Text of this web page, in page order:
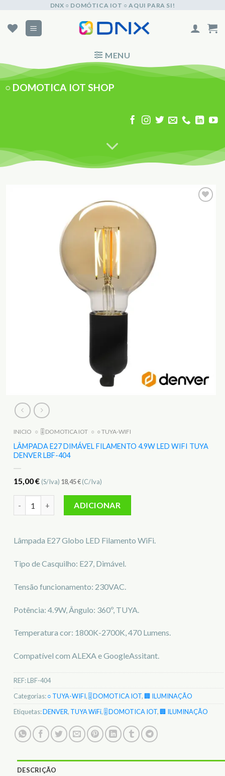
content
DNX ○ DOMÓTICA IOT ○ AQUI PARA SI!
MENU
○ DOMOTICA IOT SHOP
INICIO ○ 🎚️ DOMOTICA IOT ○ ○ TUYA-WIFI
LÂMPADA E27 DIMÁVEL FILAMENTO 4.9W LED WIFI TUYA
DENVER LBF-404
15,00€ (S/Iva) 18,45€(C/Iva)
ADICIONAR
Lâmpada E27 Globo LED Filamento WiFi.
Tipo de Casquilho: E27, Dimável.
Tensão funcionamento: 230VAC.
Potência: 4.9W, Ângulo: 360º, TUYA.
Temperatura cor: 1800K-2700K, 470 Lumens.
Compatível com ALEXA e GoogleAssitant.
REF:LBF-404
Categorias:○ TUYA-WIFI, 🎚️ DOMOTICA IOT,🏢 ILUMINAÇÃO
Etiquetas:DENVER, TUYA WiFi, 🎚️ DOMOTICA IOT,🏢 ILUMINAÇÃO
DESCRIÇÃO